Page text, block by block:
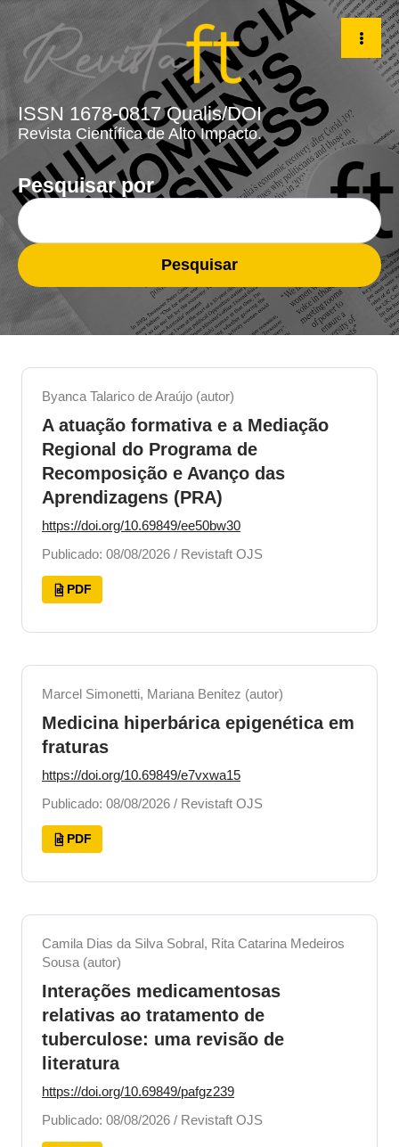
ISSN 1678-0817 Qualis/DOI
Revista Científica de Alto Impacto.
Pesquisar por
Pesquisar
Byanca Talarico de Araújo (autor)
A atuação formativa e a Mediação
Regional do Programa de
Recomposição e Avanço das
Aprendizagens (PRA)
https://doi.org/10.69849/ee50bw30
Publicado: 08/08/2026 / Revistaft OJS
PDF
Marcel Simonetti, Mariana Benitez (autor)
Medicina hiperbárica epigenética em
fraturas
https://doi.org/10.69849/e7vxwa15
Publicado: 08/08/2026 / Revistaft OJS
PDF
Camila Dias da Silva Sobral, Rita Catarina Medeiros
Sousa (autor)
Interações medicamentosas
relativas ao tratamento de
tuberculose: uma revisão de
literatura
https://doi.org/10.69849/pafgz239
Publicado: 08/08/2026 / Revistaft OJS